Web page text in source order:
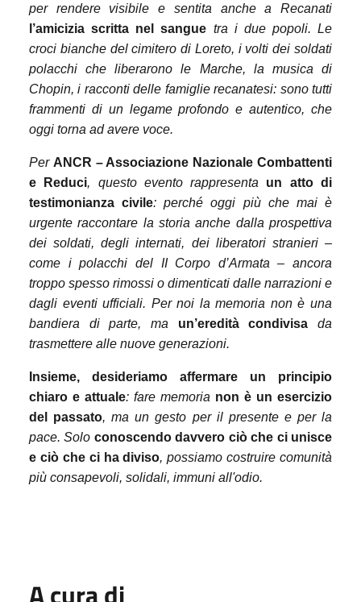
per rendere visibile e sentita anche a Recanati
l’amicizia scritta nel sangue tra i due popoli. Le
croci bianche del cimitero di Loreto, i volti dei soldati
polacchi che liberarono le Marche, la musica di
Chopin, i racconti delle famiglie recanatesi: sono tutti
frammenti di un legame profondo e autentico, che
oggi torna ad avere voce.
Per ANCR – Associazione Nazionale Combattenti
e Reduci, questo evento rappresenta un atto di
testimonianza civile: perché oggi più che mai è
urgente raccontare la storia anche dalla prospettiva
dei soldati, degli internati, dei liberatori stranieri –
come i polacchi del II Corpo d’Armata – ancora
troppo spesso rimossi o dimenticati dalle narrazioni e
dagli eventi ufficiali. Per noi la memoria non è una
bandiera di parte, ma un’eredità condivisa da
trasmettere alle nuove generazioni.
Insieme, desideriamo affermare un principio
chiaro e attuale: fare memoria non è un esercizio
del passato, ma un gesto per il presente e per la
pace. Solo conoscendo davvero ciò che ci unisce
e ciò che ci ha diviso, possiamo costruire comunità
più consapevoli, solidali, immuni all'odio.